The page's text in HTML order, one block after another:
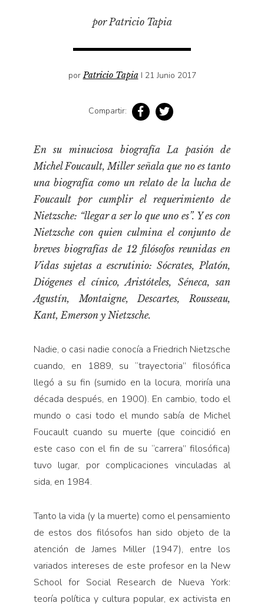
Narrativas visuales
Política
Relecturas
Sociedad
Turismo accidental
Vidas paralelas
Voces y lecturas
por Patricio Tapia
porPatricio Tapia I 21 Junio 2017
Compartir:
En su minuciosa biografía La pasión de
Michel Foucault, Miller señala que no es tanto
una biografía como un relato de la lucha de
Foucault por cumplir el requerimiento de
Nietzsche: “llegar a ser lo que uno es”. Y es con
Nietzsche con quien culmina el conjunto de
breves biografías de 12 filósofos reunidas en
Vidas sujetas a escrutinio: Sócrates, Platón,
Diógenes el cínico, Aristóteles, Séneca, san
Agustín, Montaigne, Descartes, Rousseau,
Kant, Emerson y Nietzsche.
Nadie, o casi nadie conocía a Friedrich Nietzsche
cuando, en 1889, su “trayectoria” filosófica
llegó a su fin (sumido en la locura, moriría una
década después, en 1900). En cambio, todo el
mundo o casi todo el mundo sabía de Michel
Foucault cuando su muerte (que coincidió en
este caso con el fin de su “carrera” filosófica)
tuvo lugar, por complicaciones vinculadas al
sida, en 1984.
Tanto la vida (y la muerte) como el pensamiento
de estos dos filósofos han sido objeto de la
atención de James Miller (1947), entre los
variados intereses de este profesor en la New
School for Social Research de Nueva York:
teoría política y cultura popular, ex activista en